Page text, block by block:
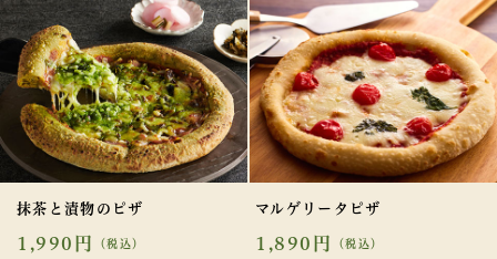
抹茶と漬物のピザ
1,990円 （税込）
マルゲリータピザ
1,890円 （税込）